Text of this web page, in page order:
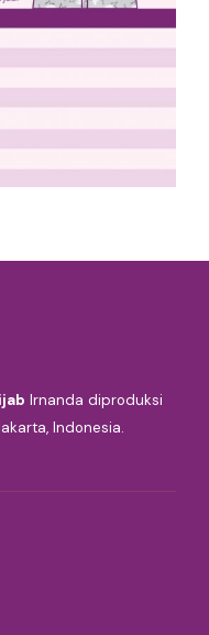
Irnanda diproduksi
Indonesia.